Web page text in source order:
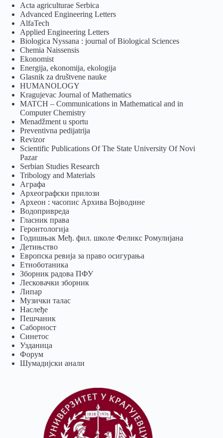
Acta agriculturae Serbica
Advanced Engineering Letters
AlfaTech
Applied Engineering Letters
Biologica Nyssana : journal of Biological Sciences
Chemia Naissensis
Ekonomist
Energija, ekonomija, ekologija
Glasnik za društvene nauke
HUMANOLOGY
Kragujevac Journal of Mathematics
MATCH – Communications in Mathematical and in
Computer Chemistry
Menadžment u sportu
Preventivna pedijatrija
Revizor
Scientific Publications Of The State University Of Novi
Pazar
Serbian Studies Research
Tribology and Materials
Аграфа
Археографски прилози
Археон : часопис Архива Војводине
Водопривреда
Гласник права
Геронтологија
Годишњак Међ. фил. школе Феликс Ромулијана
Детињство
Европска ревија за право осигурања
Eтноботаника
Зборник радова ПФУ
Лесковачки зборник
Липар
Музички талас
Наслеђе
Пешчаник
Саборност
Синетос
Узданица
Форум
Шумадијски анали